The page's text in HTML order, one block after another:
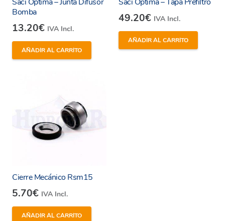
Bomba
13.20€ IVA Incl.
AÑADIR AL CARRITO
49.20€ IVA Incl.
AÑADIR AL CARRITO
Cierre Mecánico Rsm15
5.70€ IVA Incl.
AÑADIR AL CARRITO